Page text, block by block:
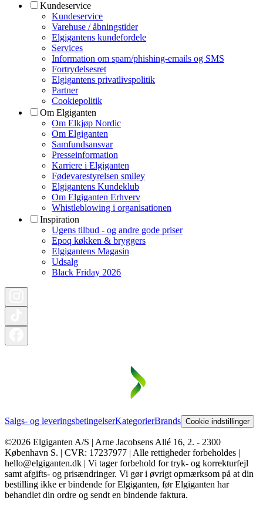
Kundeservice
Kundeservice
Varehuse / åbningstider
Elgigantens kundefordele
Services
Information om spam/phishing-emails og SMS
Fortrydelsesret
Elgigantens privatlivspolitik
Partner
Cookiepolitik
Om Elgiganten
Om Elkjøp Nordic
Om Elgiganten
Samfundsansvar
Presseinformation
Karriere i Elgiganten
Fødevarestyrelsen smiley
Elgigantens Kundeklub
Om Elgiganten Erhverv
Whistleblowing i organisationen
Inspiration
Ugens tilbud - og andre gode priser
Epoq køkken & bryggers
Elgigantens Magasin
Udsalg
Black Friday 2026
Salgs- og leveringsbetingelserKategorierBrands Cookie indstillinger
©2026 Elgiganten A/S | Arne Jacobsens Allé 16, 2. - 2300
København S. | CVR: 17237977 | Alle rettigheder forbeholdes |
hello@elgiganten.dk | Vi tager forbehold for tryk- og korrekturfejl
samt afgifts- og prisændringer. Vi gør i øvrigt opmærksom på at din
bestilling ikke er bindende for Elgiganten, før Elgiganten har
behandlet din ordre og sendt en bindende faktura.